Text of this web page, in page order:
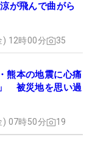
が飛んで曲がら
) 12時00分 35
熊本の地震に心痛
」 被災地を思い過
) 07時50分 19